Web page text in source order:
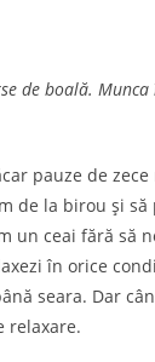
de boală.
pauze de
de la birou şi
un ceai fără să
în orice
seara. Dar
relaxare.